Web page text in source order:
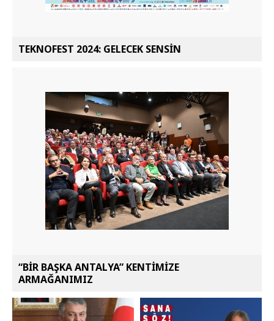
TEKNOFEST 2024: GELECEK SENSİN
“BİR BAŞKA ANTALYA” KENTİMİZE
ARMAĞANIMIZ